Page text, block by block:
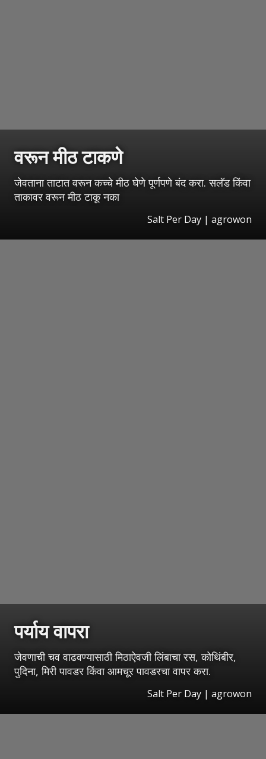
वरून मीठ टाकणे
जेवताना ताटात वरून कच्चे मीठ घेणे पूर्णपणे बंद करा. सलॅड किंवा
ताकावर वरून मीठ टाकू नका
Salt Per Day | agrowon
पर्याय वापरा
जेवणाची चव वाढवण्यासाठी मिठाऐवजी लिंबाचा रस, कोथिंबीर,
पुदिना, मिरी पावडर किंवा आमचूर पावडरचा वापर करा.
Salt Per Day | agrowon